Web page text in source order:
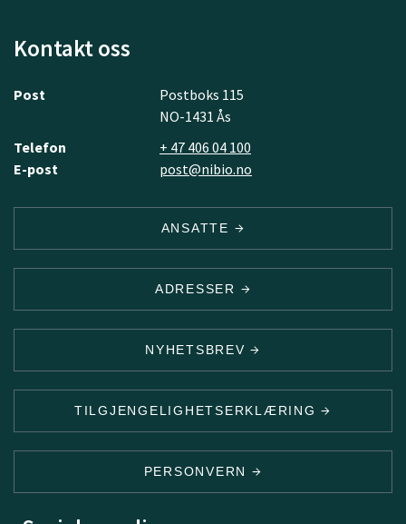
Kontakt oss
Post
Postboks 115
NO-1431 Ås
Telefon
+ 47 406 04 100
E-post
post@nibio.no
ANSATTE
ADRESSER
NYHETSBREV
TILGJENGELIGHETSERKLÆRING
PERSONVERN